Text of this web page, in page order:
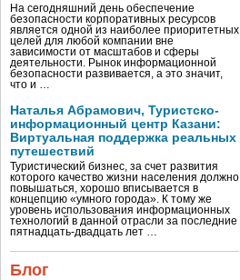
На сегодняшний день обеспечение
безопасности корпоративных ресурсов
является одной из наиболее приоритетных
целей для любой компании вне
зависимости от масштабов и сферы
деятельности. Рынок информационной
безопасности развивается, а это значит,
что и …
Наталья Абрамович, Туристско-
информационный центр Казани:
Виртуальная поддержка реальных
путешествий
Туристический бизнес, за счет развития
которого качество жизни населения должно
повышаться, хорошо вписывается в
концепцию «умного города». К тому же
уровень использования информационных
технологий в данной отрасли за последние
пятнадцать-двадцать лет …
Блог